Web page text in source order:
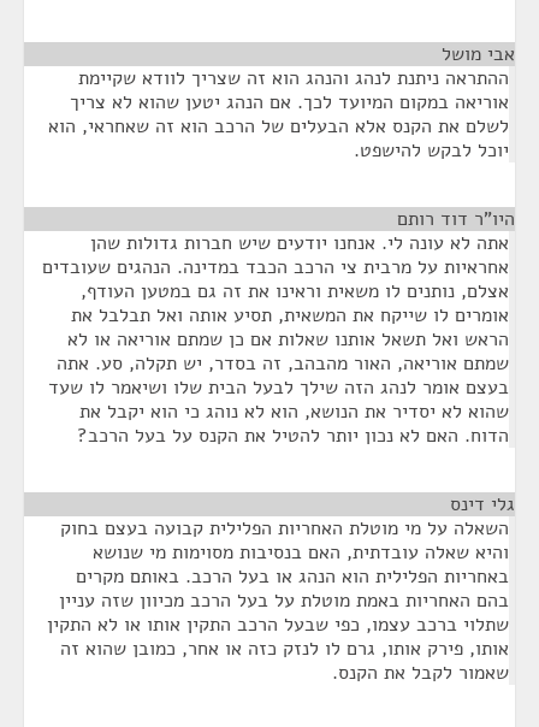
אבי מושל
ההתראה ניתנת לנהג והנהג הוא זה שצריך לוודא שקיימת
אוריאה במקום המיועד לכך. אם הנהג יטען שהוא לא צריך
לשלם את הקנס אלא הבעלים של הרכב הוא זה שאחראי, הוא
יוכל לבקש להישפט.
היו"ר דוד רותם
אתה לא עונה לי. אנחנו יודעים שיש חברות גדולות שהן
אחראיות על מרבית צי הרכב הכבד במדינה. הנהגים שעובדים
אצלם, נותנים לו משאית וראינו את זה גם במטען העודף,
אומרים לו שייקח את המשאית, תסיע אותה ואל תבלבל את
הראש ואל תשאל אותנו שאלות אם כן שמתם אוריאה או לא
שמתם אוריאה, האור מהבהב, זה בסדר, יש תקלה, סע. אתה
בעצם אומר לנהג הזה שילך לבעל הבית שלו ושיאמר לו שעד
שהוא לא יסדיר את הנושא, הוא לא נוהג כי הוא יקבל את
הדוח. האם לא נכון יותר להטיל את הקנס על בעל הרכב?
גלי דינס
השאלה על מי מוטלת האחריות הפלילית קבועה בעצם בחוק
והיא שאלה עובדתית, האם בנסיבות מסוימות מי שנושא
באחריות הפלילית הוא הנהג או בעל הרכב. באותם מקרים
בהם האחריות באמת מוטלת על בעל הרכב מכיוון שזה עניין
שתלוי ברכב עצמו, כפי שבעל הרכב התקין אותו או לא התקין
אותו, פירק אותו, גרם לו לנזק כזה או אחר, כמובן שהוא זה
שאמור לקבל את הקנס.